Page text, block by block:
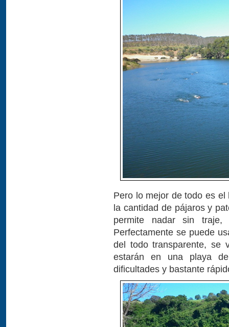
Pero lo mejor de todo es
la cantidad de pájaros y
permite nadar sin
Perfectamente se puede
del todo transparente, se
estarán en una playa
dificultades y bastante